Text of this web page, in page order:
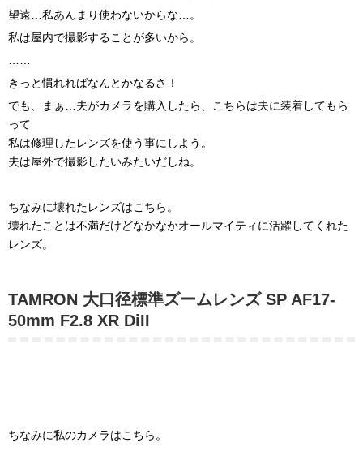
望遠…私あんまり使わないからな…。
私は屋内で撮影することが多いから。
きっと慣れればなんとかなるさ！
でも、まぁ…夫がカメラを購入したら、こちらは夫に装着してもら
って
私は修理したレンズを使う事にしよう。
夫は屋外で撮影したいみたいだしね。
ちなみに壊れたレンズはこちら。
壊れたことは不満だけどなかなかオールマイティに活躍してくれた
レンズ。
TAMRON 大口径標準ズームレンズ SP AF17-
50mm F2.8 XR DiII
ちなみに私のカメラはこちら。